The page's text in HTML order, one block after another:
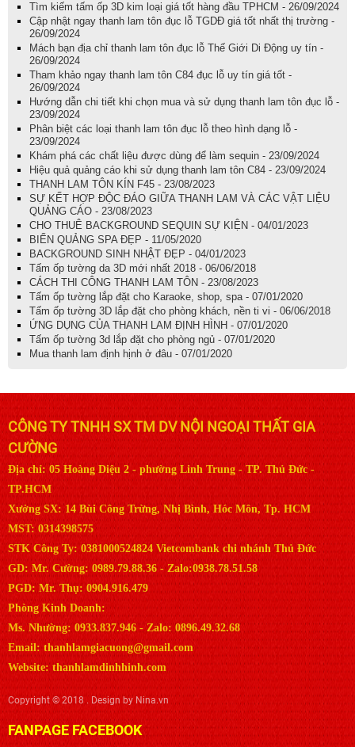
Tìm kiếm tấm ốp 3D kim loại giá tốt hàng đầu TPHCM - 26/09/2024
Cập nhật ngay thanh lam tôn đục lỗ TGDĐ giá tốt nhất thị trường -
26/09/2024
Mách bạn địa chỉ thanh lam tôn đục lỗ Thế Giới Di Động uy tín -
26/09/2024
Tham khảo ngay thanh lam tôn C84 đục lỗ uy tín giá tốt -
26/09/2024
Hướng dẫn chi tiết khi chọn mua và sử dụng thanh lam tôn đục lỗ -
23/09/2024
Phân biệt các loại thanh lam tôn đục lỗ theo hình dạng lỗ -
23/09/2024
Khám phá các chất liệu được dùng để làm sequin - 23/09/2024
Hiệu quả quảng cáo khi sử dụng thanh lam tôn C84 - 23/09/2024
THANH LAM TÔN KÍN F45 - 23/08/2023
SỰ KẾT HỢP ĐỘC ĐÁO GIỮA THANH LAM VÀ CÁC VẬT LIỆU
QUẢNG CÁO - 23/08/2023
CHO THUÊ BACKGROUND SEQUIN SỰ KIỆN - 04/01/2023
BIỂN QUẢNG SPA ĐẸP - 11/05/2020
BACKGROUND SINH NHẬT ĐẸP - 04/01/2023
Tấm ốp tường da 3D mới nhất 2018 - 06/06/2018
CÁCH THI CÔNG THANH LAM TÔN - 23/08/2023
Tấm ốp tường lắp đặt cho Karaoke, shop, spa - 07/01/2020
Tấm ốp tường 3D lắp đặt cho phòng khách, nền ti vi - 06/06/2018
ỨNG DỤNG CỦA THANH LAM ĐỊNH HÌNH - 07/01/2020
Tấm ốp tường 3d lắp đặt cho phòng ngủ - 07/01/2020
Mua thanh lam định hịnh ở đâu - 07/01/2020
CÔNG TY TNHH SX TM DV NỘI NGOẠI THẤT GIA
CƯỜNG
Địa chỉ: 05 Hoàng Diệu 2 - phường Linh Trung - TP. Thủ Đức -
TP.HCM
Xưởng SX: 14 Bùi Công Trừng, Nhị Bình, Hóc Môn, Tp. HCM
MST: 0314398575
STK Công Ty: 0381000524824 Vietcombank chi nhánh Thủ Đức
GD: Mr. Cường: 0989.79.88.36 - Zalo:0938.78.51.58
PGD: Mr. Thụ: 0904.916.479
Phòng Kinh Doanh:
Ms. Nhường: 0933.837.946 - Zalo: 0896.49.32.68
Email: thanhlamgiacuong@gmail.com
Website: thanhlamdinhhinh.com
Copyright © 2018 . Design by Nina.vn
FANPAGE FACEBOOK